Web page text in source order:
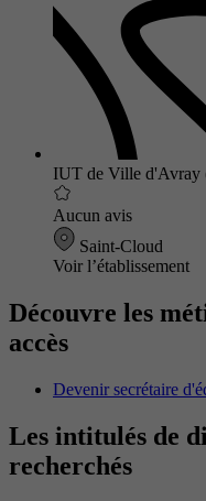
IUT de Ville d'Avray
Aucun avis
Saint-Cloud
Voir l’établissement
Découvre les
accès
Devenir secrétaire
Les intitulés de
recherchés